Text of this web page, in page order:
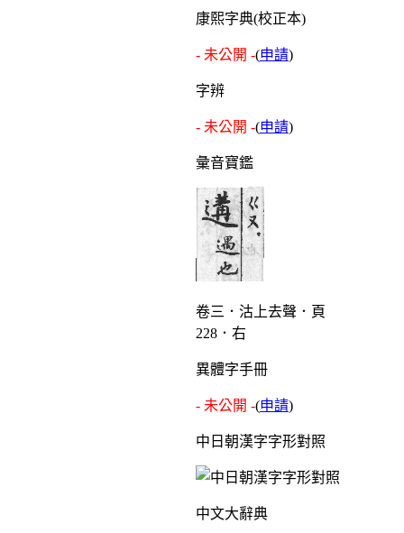
康熙字典(校正本)
- 未公開 -(申請)
字辨
- 未公開 -(申請)
彙音寶鑑
卷三．沽上去聲．頁
228．右
異體字手冊
- 未公開 -(申請)
中日朝漢字字形對照
中文大辭典